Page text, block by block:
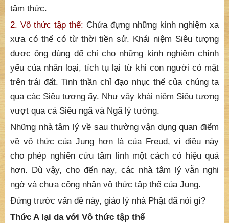
tâm thức.
2. Vô thức tập thể: Chứa đựng những kinh nghiệm xa
xưa có thể có từ thời tiền sử. Khái niệm Siêu tượng
được ông dùng để chỉ cho những kinh nghiệm chính
yếu của nhân loại, tích tụ lại từ khi con người có mặt
trên trái đất. Tinh thần chỉ đạo nhục thể của chúng ta
qua các Siêu tượng ấy. Như vậy khái niệm Siêu tượng
vượt qua cả Siêu ngã và Ngã lý tưởng.
Những nhà tâm lý về sau thường vận dụng quan điểm
về vô thức của Jung hơn là của Freud, vì điều này
cho phép nghiên cứu tâm linh một cách có hiệu quả
hơn. Dù vậy, cho đến nay, các nhà tâm lý vẫn nghi
ngờ và chưa công nhận vô thức tập thể của Jung.
Đứng trước vấn đề này, giáo lý nhà Phật đã nói gì?
Thức A lại da với Vô thức tập thể